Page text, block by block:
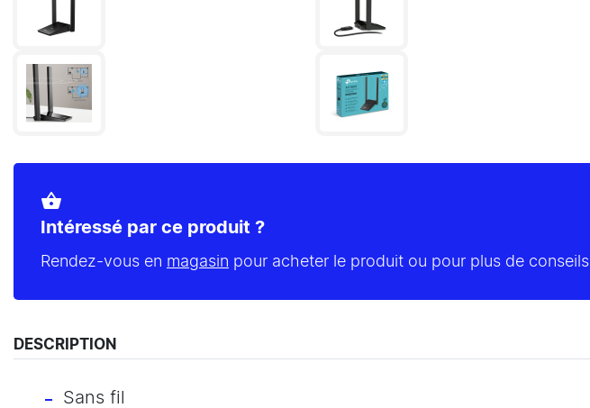
shopping_basket
Intéressé par ce produit ?
Rendez-vous en magasin pour acheter le produit ou pour plus de conseils
DESCRIPTION
Sans fil